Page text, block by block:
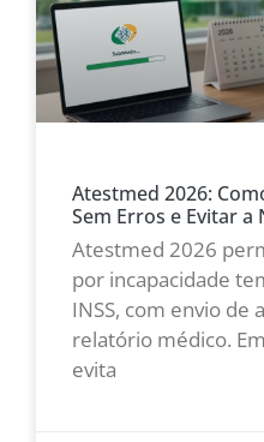
Atestmed 2026:
Sem Erros e Evitar
Atestmed 2026
por incapacidade
INSS, com envio de
relatório médico.
evita